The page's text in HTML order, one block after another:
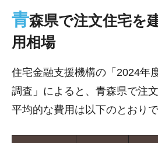
青森県で注文住宅を
用相場
住宅金融支援機構の「2024年
調査」によると、青森県で注
平均的な費用は以下のとおりで